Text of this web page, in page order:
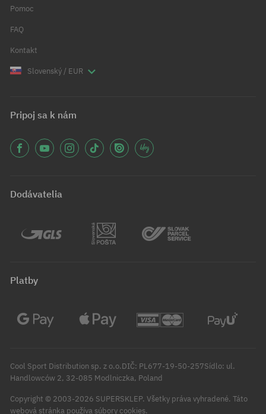
Pomoc
FAQ
Kontakt
Slovenský / EUR
Pripoj sa k nám
Dodávatelia
Platby
Cool Sport Distribution sp. z o.o.DIČ: PL677-19-50-257Sídlo: ul.
Handlowców 2, 32-085 Modlniczka, Poland
Copyright © 2003-2026 SUPERSKLEP. Všetky práva vyhradené. Táto
webová stránka používa súbory cookies.